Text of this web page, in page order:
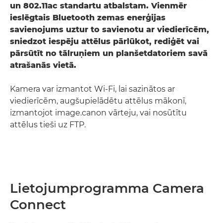
un 802.11ac standartu atbalstam. Vienmēr
ieslēgtais Bluetooth zemas enerģijas
savienojums uztur to savienotu ar viedierīcēm,
sniedzot iespēju attēlus pārlūkot, rediģēt vai
pārsūtīt no tālruņiem un planšetdatoriem savā
atrašanās vietā.
Kamera var izmantot Wi-Fi, lai sazinātos ar
viedierīcēm, augšupielādētu attēlus mākonī,
izmantojot image.canon vārteju, vai nosūtītu
attēlus tieši uz FTP.
Lietojumprogramma Camera
Connect